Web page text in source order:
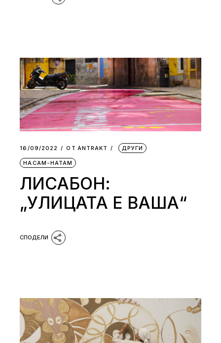
16/09/2022 ОТ АNTRAKT ДРУГИ
НАСАМ-НАТАМ
ЛИСАБОН:
„УЛИЦАТА Е ВАША“